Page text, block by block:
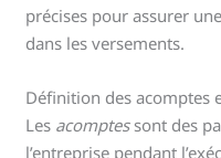
précises pour assurer
dans les versements.
Définition des acomptes
Les acomptessont des
l’entreprise pendant